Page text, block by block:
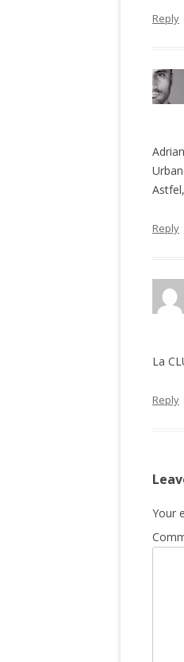
Reply
Reply
La
Reply
Your